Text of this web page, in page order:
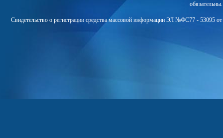
Свидетельство о регистрации средства массовой информации ЭЛ №ФС77 - 53095